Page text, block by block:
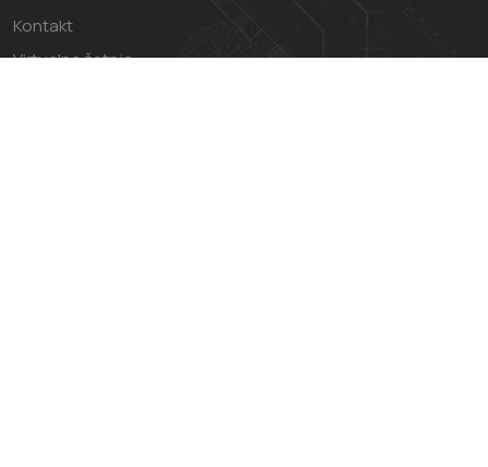
Kontakt
Virtualna šetnja